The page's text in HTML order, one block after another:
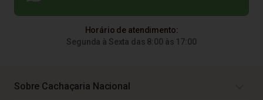
Horário de atendimento:
Segunda à Sexta das 8:00 às 17:00
Sobre Cachaçaria Nacional